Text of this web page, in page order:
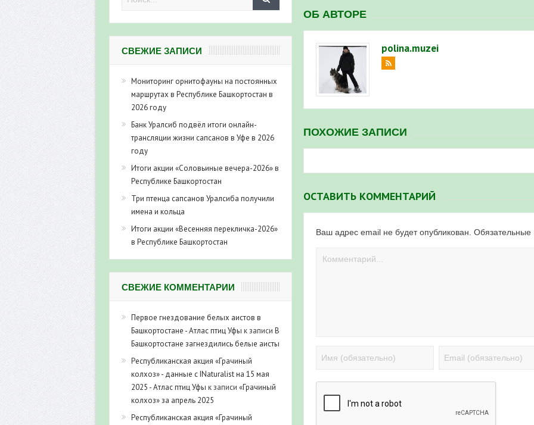
ОБ АВТОРЕ
polina.muzei
ПОХОЖИЕ ЗАПИСИ
ОСТАВИТЬ КОММЕНТАРИЙ
Ваш адрес email не будет опубликован.
СВЕЖИЕ ЗАПИСИ
Мониторинг орнитофауны на постоянных
маршрутах в Республике Башкортостан в
2026 году
Банк Уралсиб подвёл итоги онлайн-
трансляции жизни сапсанов в Уфе в 2026
году
Итоги акции «Соловьиные вечера-2026» в
Республике Башкортостан
Три птенца сапсанов Уралсиба получили
имена и кольца
Итоги акции «Весенняя перекличка-2026»
в Республике Башкортостан
СВЕЖИЕ КОММЕНТАРИИ
Первое гнездование белых аистов в
Башкортостане - Атлас птиц Уфы к записи В
Башкортостане загнездились белые аисты
Республиканская акция «Грачиный
колхоз» - данные с INaturalist на 15 мая
2025 - Атлас птиц Уфы к записи «Грачиный
колхоз» за апрель 2025
Республиканская акция «Грачиный